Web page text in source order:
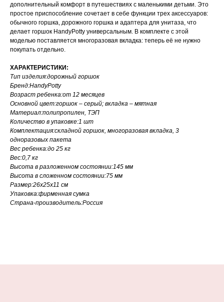
дополнительный комфорт в путешествиях с маленькими детьми. Это
простое приспособление сочетает в себе функции трех аксессуаров:
обычного горшка, дорожного горшка и адаптера для унитаза, что
делает горшок HandyPotty универсальным. В комплекте с этой
моделью поставляется многоразовая вкладка: теперь её не нужно
покупать отдельно.
ХАРАКТЕРИСТИКИ:
Тип изделия:дорожный горшок
Бренд:HandyPotty
Возраст ребенка:от 12 месяцев
Основной цвет:горшок – серый; вкладка – мятная
Материал:полипропилен, ТЭП
Количество в упаковке:1 шт
Комплектация:складной горшок, многоразовая вкладка, 3
одноразовых пакета
Вес ребенка:до 25 кг
Вес:0,7 кг
Высота в разложенном состоянии:145 мм
Высота в сложенном состоянии:75 мм
Размер:26х25х11 см
Упаковка:фирменная сумка
Страна-производитель:Россия